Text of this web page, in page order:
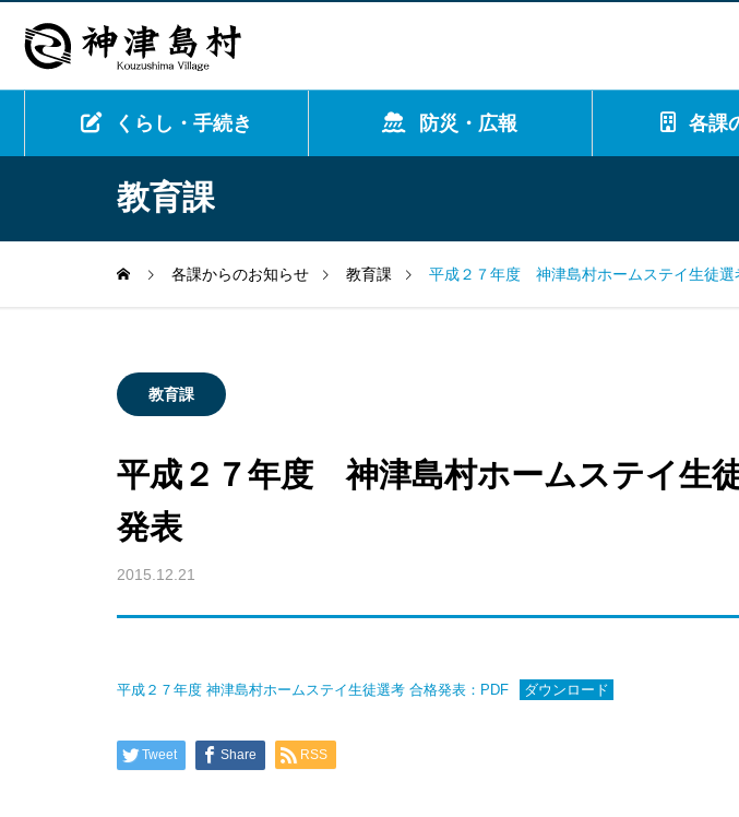
くらし・手続き 防災・広報 各課
教育課
各課からのお知らせ 教育課 平成２７年度 神津島村ホームステイ生徒
教育課
平成２７年度 神津島村ホームステイ生
発表
2015.12.21
平成２７年度 神津島村ホームステイ生徒選考 合格発表：PDF ダウンロード
Tweet Share RSS